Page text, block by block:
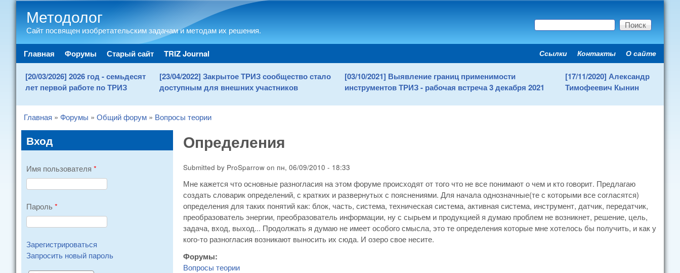
Методолог
Сайт посвящен изобретательским задачам и методам их решения. Форма поиска
Поиск
Main menu
Главная Форумы Старый сайт TRIZ Journal Secondary menu
Ссылки Контакты О сайте
[20/03/2026] 2026 год - семьдесят
лет первой работе по ТРИЗ
[23/04/2022] Закрытое ТРИЗ сообщество стало
доступным для внешних участников
[03/10/2021] Выявление границ применимости
инструментов ТРИЗ - рабочая встреча 3 декабря 2021
[17/11/2020] Александр
Тимофеевич Кынин
You are here
Главная » Форумы » Общий форум » Вопросы теории
Определения
Submitted by ProSparrow on пн, 06/09/2010 - 18:33
Мне кажется что основные разногласия на этом форуме происходят от того что не все понимают о чем и кто говорит. Предлагаю
создать словарик определений, с кратких и развернутых с пояснениями. Для начала однозначные(те с которыми все согласятся)
определения для таких понятий как: блок, часть, система, техническая система, активная система, инструмент, датчик, передатчик,
преобразователь энергии, преобразователь информации, ну с сырьем и продукцией я думаю проблем не возникнет, решение, цель,
задача, вход, выход... Продолжать я думаю не имеет особого смысла, это те определения которые мне хотелось бы получить, и как у
кого-то разногласия возникают выносить их сюда. И озеро свое несите.
Форумы:
Вопросы теории
Вход
Имя пользователя *
Пароль *
Зарегистрироваться
Запросить новый пароль